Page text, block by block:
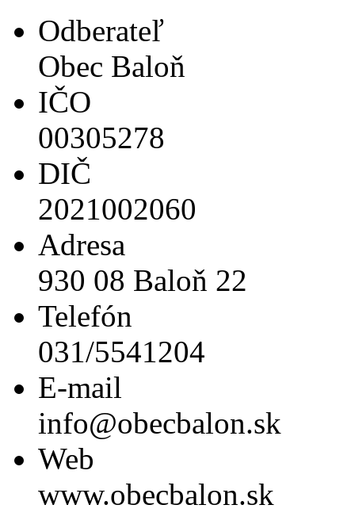
Odberateľ
Obec Baloň
IČO
00305278
DIČ
2021002060
Adresa
930 08 Baloň 22
Telefón
031/5541204
E-mail
info@obecbalon.sk
Web
www.obecbalon.sk